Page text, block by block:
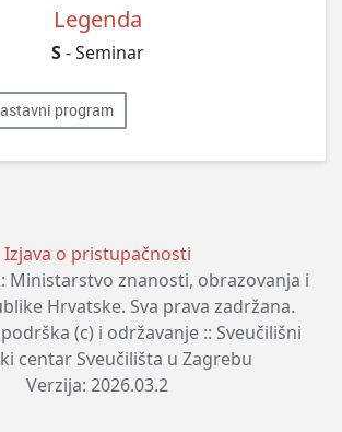
Legenda
S- Seminar
program
Izjava o pristupačnosti
Ministarstvo znanosti, obrazovanja i
Hrvatske. Sva prava zadržana.
(c) i održavanje :: Sveučilišni
centar Sveučilišta u Zagrebu
Verzija: 2026.03.2